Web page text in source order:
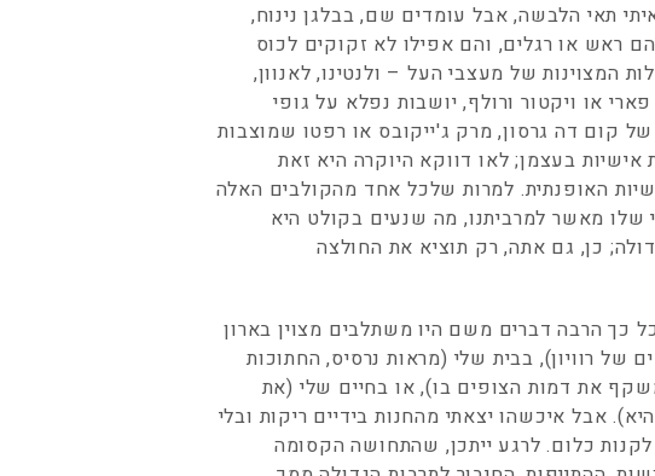
תאי הלבשה, אבל עומדים שם, בבלגן נינוח,
ראש או רגלים, והם אפילו לא זקוקים לכוס
המצוינות של מעצבי העל – ולנטינו, לאנוון,
או ויקטור ורולף, יושבות נפלא על גופי
קום דה גרסון, מרק ג'ייקובס או רפטו שמוצבות
אישיות בעצמן; לאו דווקא היוקרה היא זאת
האופנתית. למרות שלכל אחד מהקולבים האלה
שלו מאשר למרביתנו, מה שנעים בקולט היא
כן, גם אתה, רק תוציא את החולצה
כך הרבה דברים משם היו משתלבים מצוין בארון
של רוויון), בבית שלי (מראות נרסיס, החתוכות
את דמות הצופים בו), או בחיים שלי (את
אבל איכשהו יצאתי מהחנות בידיים ריקות ובלי
כלום. לרגע ייתכן, שהתחושה הקסומה